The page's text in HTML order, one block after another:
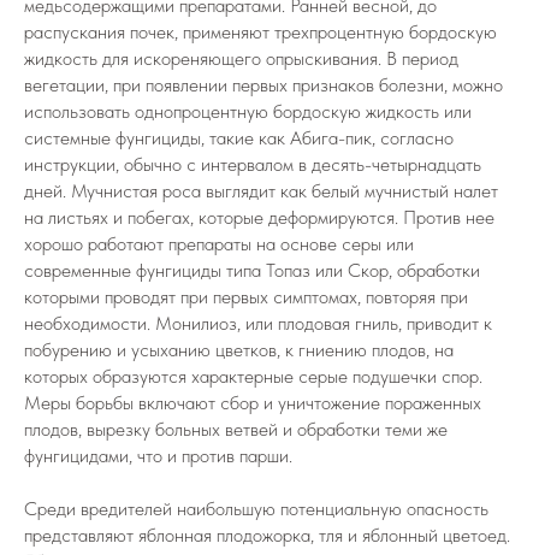
медьсодержащими препаратами. Ранней весной, до
распускания почек, применяют трехпроцентную бордоскую
жидкость для искореняющего опрыскивания. В период
вегетации, при появлении первых признаков болезни, можно
использовать однопроцентную бордоскую жидкость или
системные фунгициды, такие как Абига-пик, согласно
инструкции, обычно с интервалом в десять-четырнадцать
дней. Мучнистая роса выглядит как белый мучнистый налет
на листьях и побегах, которые деформируются. Против нее
хорошо работают препараты на основе серы или
современные фунгициды типа Топаз или Скор, обработки
которыми проводят при первых симптомах, повторяя при
необходимости. Монилиоз, или плодовая гниль, приводит к
побурению и усыханию цветков, к гниению плодов, на
которых образуются характерные серые подушечки спор.
Меры борьбы включают сбор и уничтожение пораженных
плодов, вырезку больных ветвей и обработки теми же
фунгицидами, что и против парши.
Среди вредителей наибольшую потенциальную опасность
представляют яблонная плодожорка, тля и яблонный цветоед.